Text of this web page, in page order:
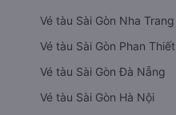
Vé tàu Sài Gòn Nha Trang
Vé tàu Sài Gòn Phan Thiết
Vé tàu Sài Gòn Đà Nẵng
Vé tàu Sài Gòn Hà Nội